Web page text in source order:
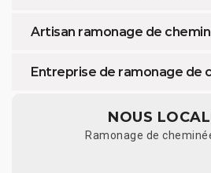
Artisan ramonage de
Entreprise de ramonage de
NOUS
Ramonage de